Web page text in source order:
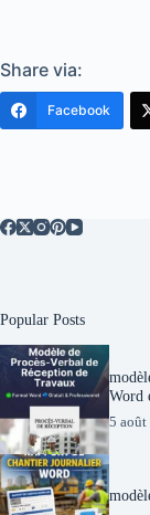
Share via:
Facebook
Popular Posts
Word
5 août